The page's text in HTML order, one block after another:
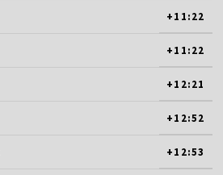
+11:22
+11:22
+12:21
+12:52
+12:53